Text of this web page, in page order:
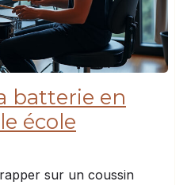
batterie en
école
sur un coussin